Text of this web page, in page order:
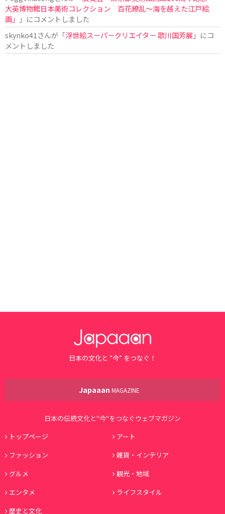
大英博物館日本美術コレクション 百花繚乱〜海を越えた江戸絵
画」
」にコメントしました
skynko41 さんが「浮世絵スーパークリエイター 歌川国芳展 」にコ
メントしました
日本の文化と ”今” をつなぐ！
Japaaan MAGAZINE
日本の伝統文化と"今"をつなぐウェブマガジン
トップページ
アート
ファッション
雑貨・インテリア
グルメ
観光・地域
エンタメ
ライフスタイル
歴史と文化